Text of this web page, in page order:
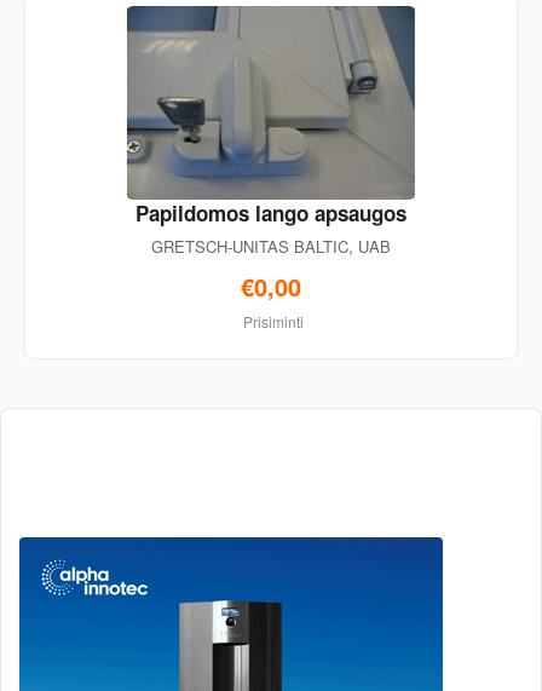
Papildomos lango apsaugos
GRETSCH-UNITAS BALTIC, UAB
€0,00
Prisiminti